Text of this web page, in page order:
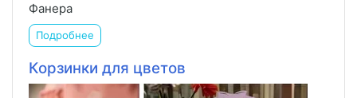
Фанера
Подробнее
Корзинки для цветов